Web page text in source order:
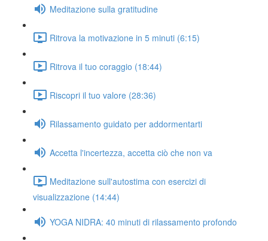
Meditazione sulla gratitudine
Ritrova la motivazione in 5 minuti (6:15)
Ritrova il tuo coraggio (18:44)
Riscopri il tuo valore (28:36)
Rilassamento guidato per addormentarti
Accetta l'incertezza, accetta ciò che non va
Meditazione sull'autostima con esercizi di
visualizzazione (14:44)
YOGA NIDRA: 40 minuti di rilassamento profondo